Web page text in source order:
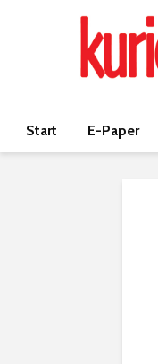
Start E-Paper